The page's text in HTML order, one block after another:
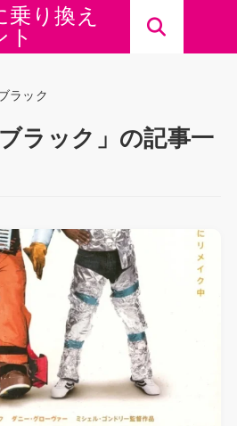
り換え
ト
ラック
ラック」の記事一